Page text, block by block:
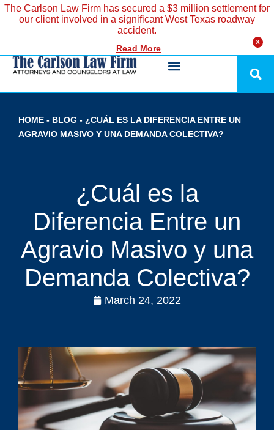
X
The Carlson Law Firm has secured a $3 million settlement for
our client involved in a significant West Texas roadway
accident.
Read More
HOME - BLOG - ¿CUÁL ES LA DIFERENCIA ENTRE UN
AGRAVIO MASIVO Y UNA DEMANDA COLECTIVA?
¿Cuál es la
Diferencia Entre un
Agravio Masivo y una
Demanda Colectiva?
March 24, 2022